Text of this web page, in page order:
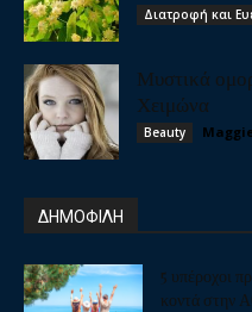
Διατροφή και
Μυστικά
Χειμώνα
Beauty
ΔΗΜΟΦΙΛΗ
5 υπέροχοι
κοντά στην